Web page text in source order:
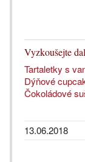
Vyzkoušejte
Tartaletky s
Dýňové
Čokoládové
13.06.2018